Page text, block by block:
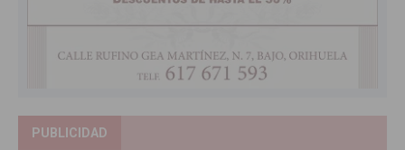
PUBLICIDAD